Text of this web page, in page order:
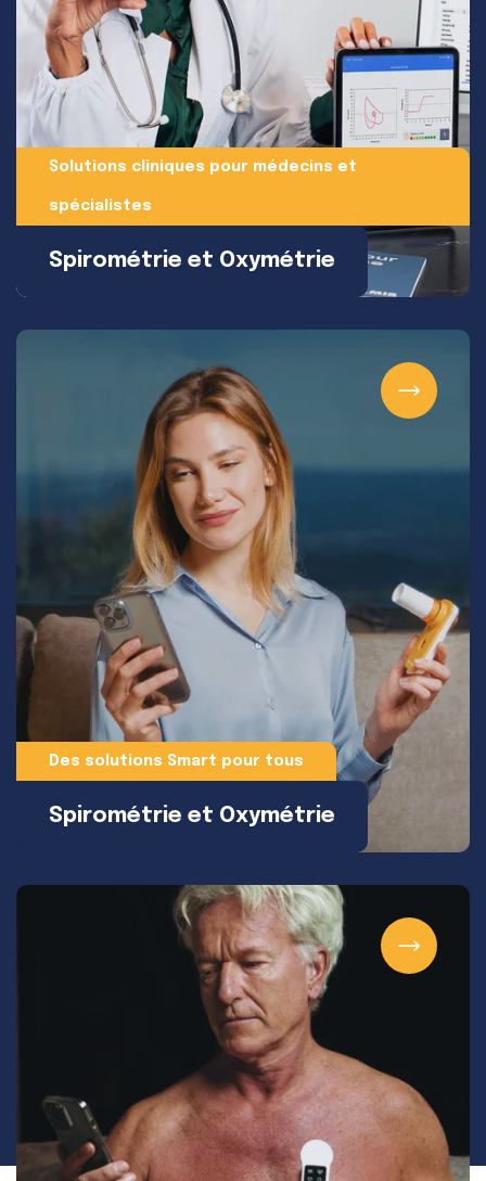
Solutions cliniques pour médecins et
spécialistes
Spirométrie et Oxymétrie
Des solutions Smart pour tous
Spirométrie et Oxymétrie